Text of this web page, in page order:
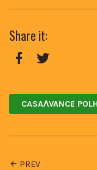
Share it:
CASAɅVANCE
PREV